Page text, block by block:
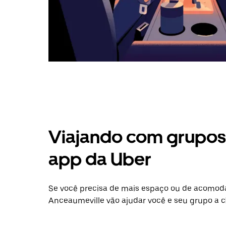
Viajando com
app da Uber
Se você precisa de mais espaço ou de
Anceaumeville vão ajudar você e seu grupo a